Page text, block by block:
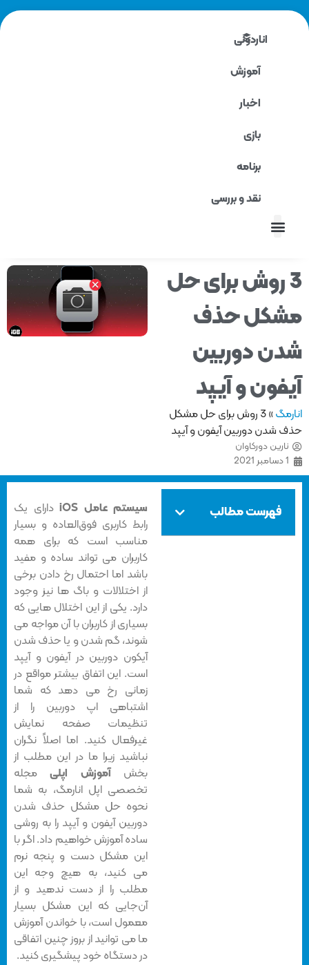
اناردونی
آموزش
برنامه
نقد و بررسی
3 روش برای حل
حذف
دوربین
و آیپد
» 3 روش برای حل مشکل
شدن دوربین آیفون و آیپد
نارین دورکاوان
فهرست مطالب سیستم عامل iOS
دارای یک
رابط کاربری فوق‌العاده و بسیار
مناسب است که برای همه
کاربران می تواند ساده و مفید
باشد اما احتمال رخ دادن برخی
از اختلالات و باگ ها نیز وجود
دارد. یکی از این اختلال هایی که
بسیاری از کاربران با آن مواجه می
شوند، گم شدن و یا حذف شدن
آیکون دوربین در آیفون و آیپد
است. این اتفاق بیشتر مواقع در
زمانی رخ می دهد که شما
اشتباهی اپ دوربین را از
تنظیمات صفحه نمایش
غیرفعال کنید. اما اصلاً نگران
نباشید زیرا ما در این مطلب از
بخشآموزش اپلی
مجله
تخصصی اپل انارمگ، به شما
نحوه حل مشکل حذف شدن
دوربین آیفون و آیپد را به روشی
ساده آموزش خواهیم داد. اگر با
این مشکل دست و پنجه نرم
می کنید، به هیچ وجه این
مطلب را از دست ندهید و از
آن‌جایی که این مشکل بسیار
معمول است، با خواندن آموزش
ما می توانید از بروز چنین اتفاقی
در دستگاه خود پیشگیری کنید.